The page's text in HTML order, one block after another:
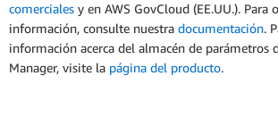
comerciales y en AWS GovCloud (EE.UU.). Para
información, consulte nuestra documentación.
información acerca del almacén de parámetros
Manager, visite la página del producto.